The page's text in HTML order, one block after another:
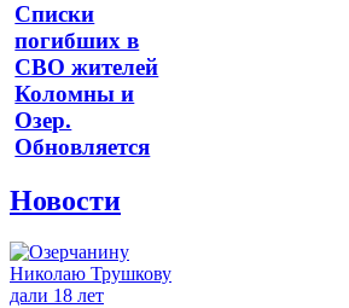
Списки
погибших в
СВО жителей
Коломны и
Озер.
Обновляется
Новости